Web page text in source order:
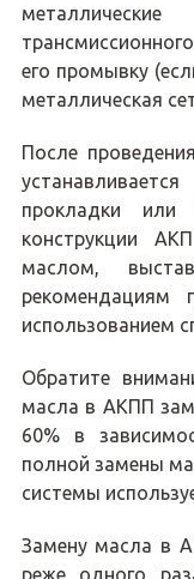
его промывку
металлическая
После
прокладки или
конструкции
маслом,
рекомендациям
использованием
Обратите
масла в АКПП
60% в
полной замены
системы
Замену масла в
реже одного